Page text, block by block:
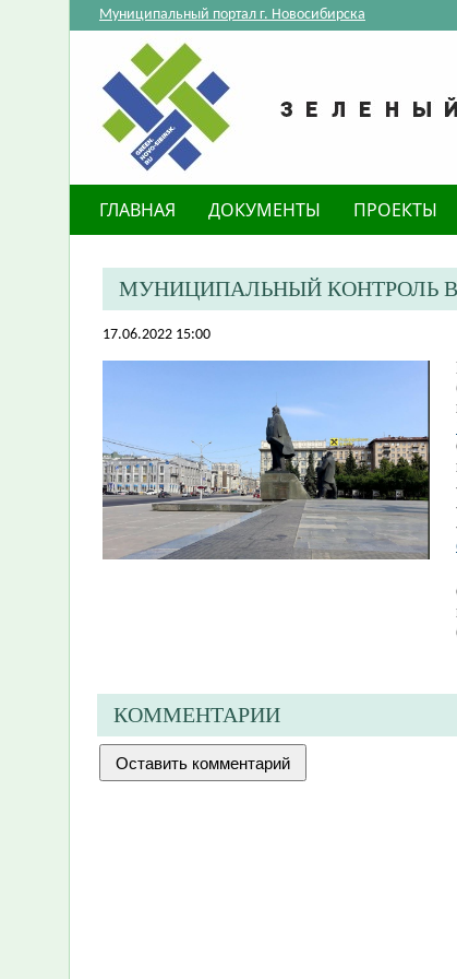
Муниципальный портал г. Новосибирска
ГЛАВНАЯ ДОКУМЕНТЫ ПРОЕКТЫ
МУНИЦИПАЛЬНЫЙ КОНТРОЛЬ
17.06.2022 15:00
КОММЕНТАРИИ